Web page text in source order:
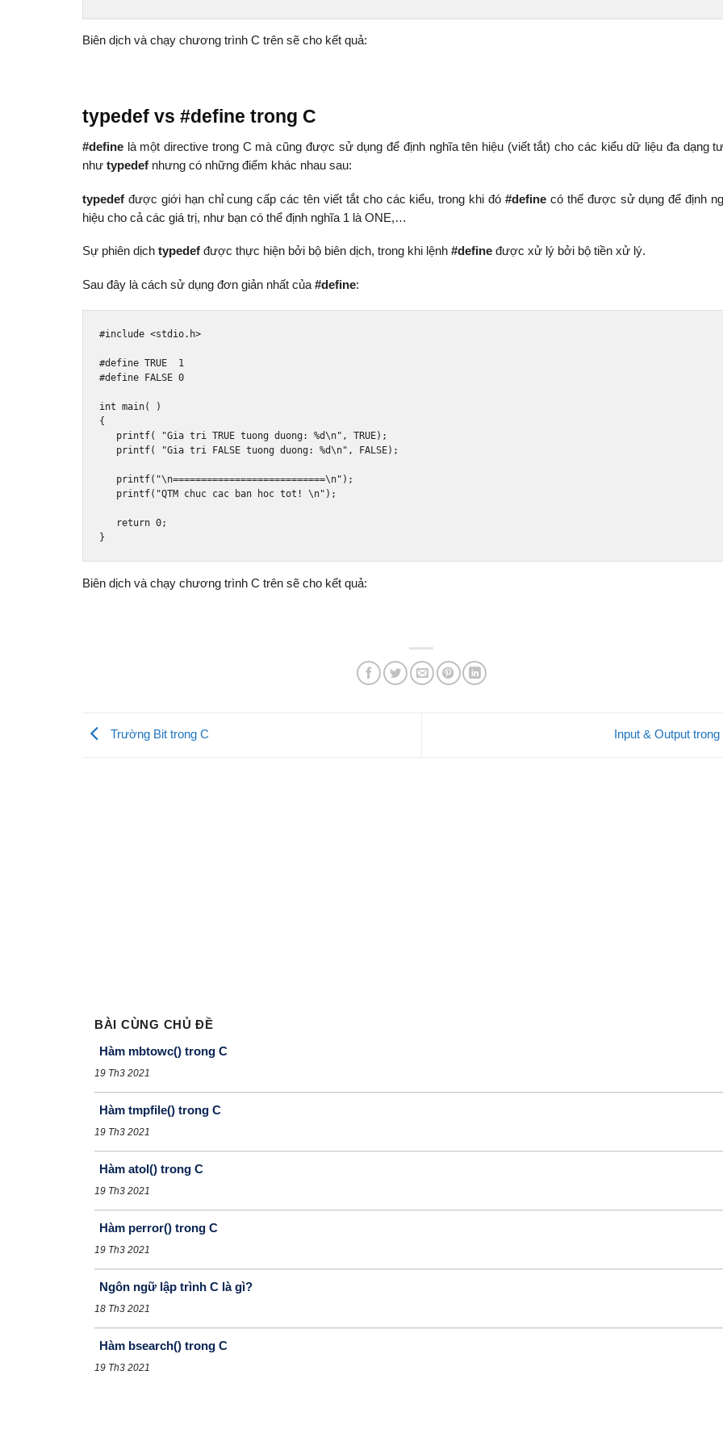
Biên dịch và chạy chương trình C trên sẽ cho kết quả:
typedef vs #define trong C
#define là một directive trong C mà cũng được sử dụng để định nghĩa tên hiệu (viết tắt) cho các kiểu dữ liệu đa dạng
như typedef nhưng có những điểm khác nhau sau:
typedef được giới hạn chỉ cung cấp các tên viết tắt cho các kiểu, trong khi đó #define có thể được sử dụng để định
hiệu cho cả các giá trị, như bạn có thể định nghĩa 1 là ONE,…
Sự phiên dịch typedef được thực hiện bởi bộ biên dịch, trong khi lệnh #define được xử lý bởi bộ tiền xử lý.
Sau đây là cách sử dụng đơn giản nhất của#define:
#include <stdio.h>
#define TRUE 1
#define FALSE 0
int main(
)
{
   printf
( "Gia tri TRUE tuong duong: %d\n" , TRUE);
   printf
( "Gia tri FALSE tuong duong: %d\n" , FALSE);
   printf
( "\n===========================\n" );
   printf
( "QTM chuc cac ban hoc tot! \n" );
return 0;
}
Biên dịch và chạy chương trình C trên sẽ cho kết quả:
Trường Bit trong C Input & Output
BÀI CÙNG CHỦ ĐỀ
Hàm mbtowc() trong C
19 Th3 2021
Hàm tmpfile() trong C
19 Th3 2021
Hàm atol() trong C
19 Th3 2021
Hàm perror() trong C
19 Th3 2021
Ngôn ngữ lập trình C là gì?
18 Th3 2021
Hàm bsearch() trong C
19 Th3 2021